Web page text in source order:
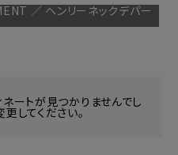
／ ヘンリーネックデパー
ートが見つかりませんでし
してください。